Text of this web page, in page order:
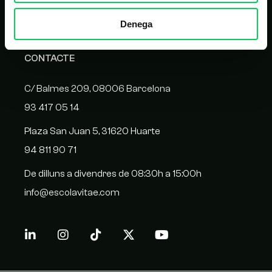
Denega
Homologació de proveïdors
CONTACTE
C/ Balmes 209, 08006 Barcelona
93 417 05 14
Plaza San Juan 5, 31620 Huarte
94 811 90 71
De dilluns a divendres de 08:30h a 15:00h
info@escolavitae.com